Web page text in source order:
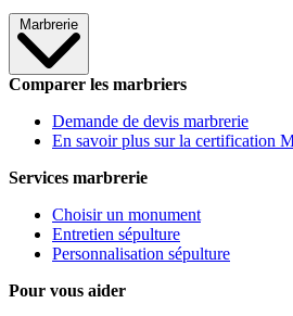
Marbrerie
Comparer les marbriers
Demande de devis marbrerie
En savoir plus sur la certification
Services marbrerie
Choisir un monument
Entretien sépulture
Personnalisation sépulture
Pour vous aider